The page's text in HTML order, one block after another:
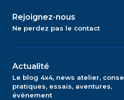
Rejoignez-nous
Ne perdez pas le contact
Actualité
Le blog 4x4, news atelier,
pratiques, essais, aventures,
évènement